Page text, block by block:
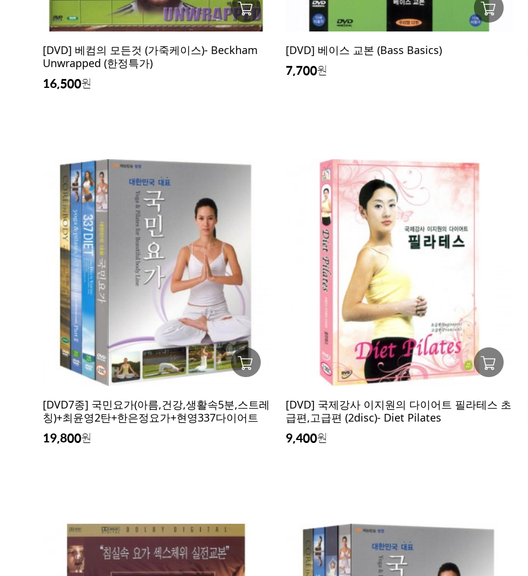
[DVD] 베컴의 모든것 (가죽케이스)- Beckham
Unwrapped (한정특가)
16,500원
[DVD] 베이스 교본 (Bass Basics)
7,700원
[DVD7종] 국민요가(아름,건강,생활속5분,스트레
칭)+최윤영2탄+한은정요가+현영337다이어트
19,800원
[DVD] 국제강사 이지원의 다이어트 필라테스 초
급편,고급편 (2disc)- Diet Pilates
9,400원